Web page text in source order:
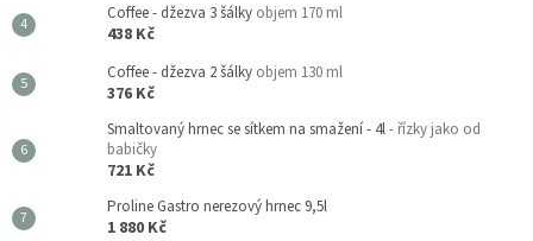
Coffee - džezva 3 šálky objem 170 ml
438 Kč
Coffee - džezva 2 šálky objem 130 ml
376 Kč
Smaltovaný hrnec se sítkem na smažení - 4l- řízky jako od
babičky
721 Kč
Proline Gastro nerezový hrnec 9,5l
1 880 Kč